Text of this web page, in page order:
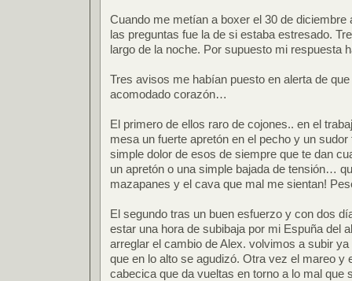
Cuando me metían a boxer el 30 de diciembre
las preguntas fue la de si estaba estresado.
largo de la noche. Por supuesto mi respuesta
Tres avisos me habían puesto en alerta de
acomodado corazón…
El primero de ellos raro de cojones.. en el
mesa un fuerte apretón en el pecho y un
simple dolor de esos de siempre que te dan
un apretón o una simple bajada de tensión…
mazapanes y el cava que mal me sientan!
El segundo tras un buen esfuerzo y con dos
estar una hora de subibaja por mi Espuña del
arreglar el cambio de Alex. volvimos a subir
que en lo alto se agudizó. Otra vez el mareo y
cabecica que da vueltas en torno a lo mal que